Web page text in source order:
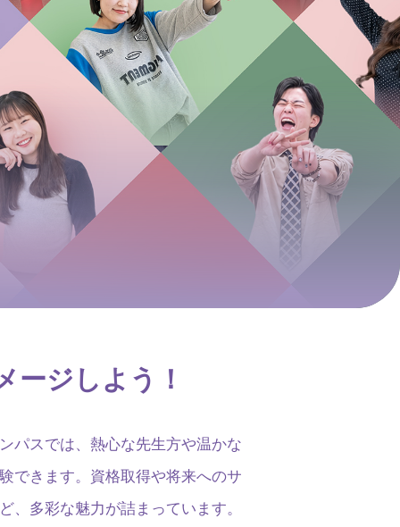
ージしよう！
パスでは、熱心な先生方や温かな
できます。資格取得や将来へのサ
、多彩な魅力が詰まっています。